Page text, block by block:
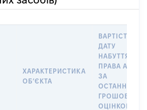
ХАРАКТЕРИСТИКА
ОБʼЄКТА
ВАРТІСТЬ НА
ДАТУ
НАБУТТЯ
ПРАВА АБО
ЗА
ОСТАННЬОЮ
ГРОШОВОЮ
ОЦІНКОЮ,